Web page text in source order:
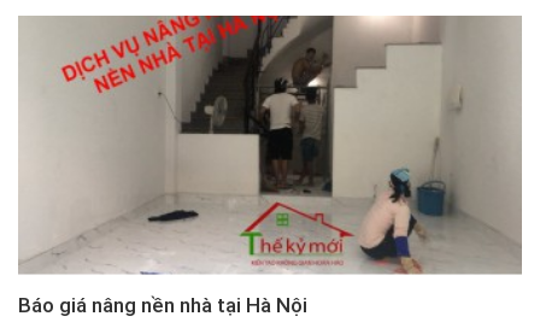
Báo giá nâng nền nhà tại Hà Nội